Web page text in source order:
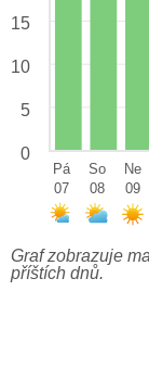
15
10
5
0
Pá
07
So
08
Ne
09
Graf zobrazuje
příštích dnů.